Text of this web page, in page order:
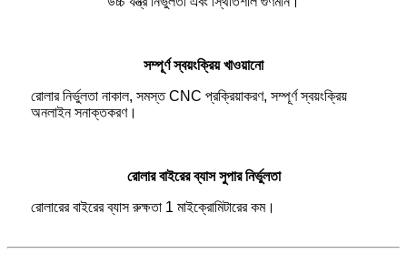
সম্পূর্ণ স্বয়ংক্রিয় খাওয়ানো
রোলার নির্ভুলতা নাকাল, সমস্ত CNC প্রক্রিয়াকরণ, সম্পূর্ণ স্বয়ংক্রিয়
অনলাইন সনাক্তকরণ।
রোলার বাইরের ব্যাস সুপার নির্ভুলতা
রোলারের বাইরের ব্যাস রুক্ষতা 1 মাইক্রোমিটারের কম।